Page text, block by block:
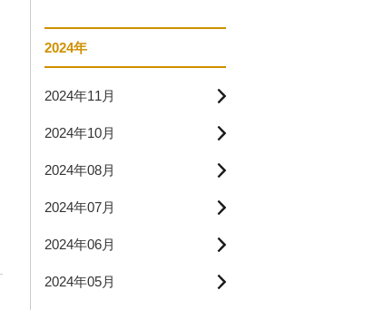
2024年
2024年11月
2024年10月
2024年08月
2024年07月
2024年06月
2024年05月